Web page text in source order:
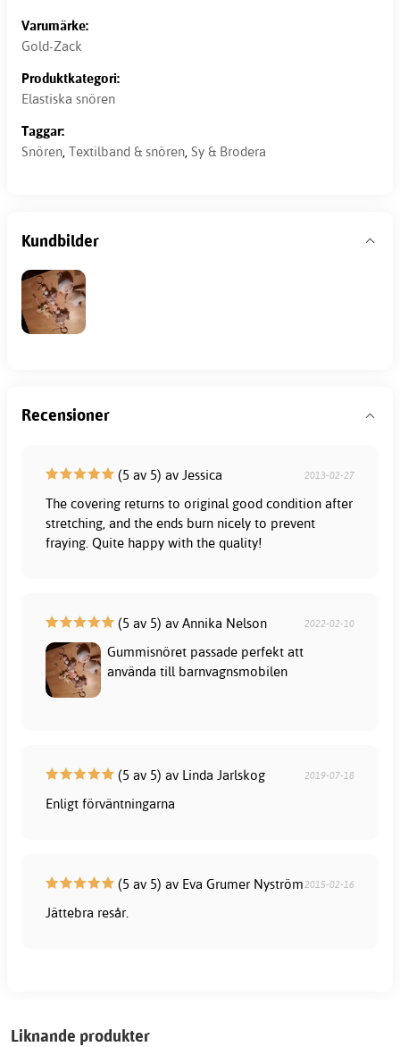
Varumärke:
Gold-Zack
Produktkategori:
Elastiska snören
Taggar:
Snören, Textilband & snören, Sy & Brodera
Kundbilder
Recensioner
(5 av 5) av Jessica 2013-02-27
The covering returns to original good condition after
stretching, and the ends burn nicely to prevent
fraying. Quite happy with the quality!
(5 av 5) av Annika Nelson 2022-02-10
Gummisnöret passade perfekt att
använda till barnvagnsmobilen
(5 av 5) av Linda Jarlskog 2019-07-18
Enligt förväntningarna
(5 av 5) av Eva Grumer Nyström2015-02-16
Jättebra resår.
Liknande produkter